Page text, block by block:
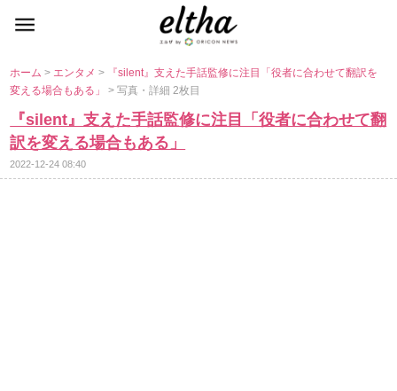
ホーム> エンタメ>
『silent』支えた手話監修に注目「役者に合わせて翻訳を
変える場合もある」> 写真・詳細 2枚目
『silent』支えた手話監修に注目「役者に合わせて翻
訳を変える場合もある」
2022-12-24 08:40